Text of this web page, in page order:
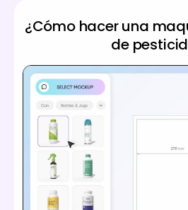
¿Cómo hacer una
de